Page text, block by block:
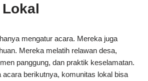
mengatur acara. Mereka juga
Mereka melatih relawan desa,
panggung, dan praktik keselamatan.
acara berikutnya, komunitas lokal bisa